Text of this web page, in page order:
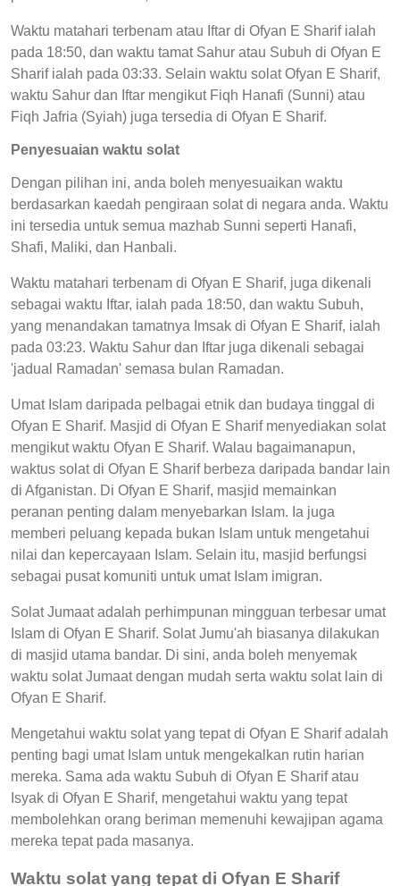
Waktu matahari terbenam atau Iftar di Ofyan E Sharif ialah
pada 18:50, dan waktu tamat Sahur atau Subuh di Ofyan E
Sharif ialah pada 03:33. Selain waktu solat Ofyan E Sharif,
waktu Sahur dan Iftar mengikut Fiqh Hanafi (Sunni) atau
Fiqh Jafria (Syiah) juga tersedia di Ofyan E Sharif.
Penyesuaian waktu solat
Dengan pilihan ini, anda boleh menyesuaikan waktu
berdasarkan kaedah pengiraan solat di negara anda. Waktu
ini tersedia untuk semua mazhab Sunni seperti Hanafi,
Shafi, Maliki, dan Hanbali.
Waktu matahari terbenam di Ofyan E Sharif, juga dikenali
sebagai waktu Iftar, ialah pada 18:50, dan waktu Subuh,
yang menandakan tamatnya Imsak di Ofyan E Sharif, ialah
pada 03:23. Waktu Sahur dan Iftar juga dikenali sebagai
'jadual Ramadan' semasa bulan Ramadan.
Umat Islam daripada pelbagai etnik dan budaya tinggal di
Ofyan E Sharif. Masjid di Ofyan E Sharif menyediakan solat
mengikut waktu Ofyan E Sharif. Walau bagaimanapun,
waktus solat di Ofyan E Sharif berbeza daripada bandar lain
di Afganistan. Di Ofyan E Sharif, masjid memainkan
peranan penting dalam menyebarkan Islam. Ia juga
memberi peluang kepada bukan Islam untuk mengetahui
nilai dan kepercayaan Islam. Selain itu, masjid berfungsi
sebagai pusat komuniti untuk umat Islam imigran.
Solat Jumaat adalah perhimpunan mingguan terbesar umat
Islam di Ofyan E Sharif. Solat Jumu'ah biasanya dilakukan
di masjid utama bandar. Di sini, anda boleh menyemak
waktu solat Jumaat dengan mudah serta waktu solat lain di
Ofyan E Sharif.
Mengetahui waktu solat yang tepat di Ofyan E Sharif adalah
penting bagi umat Islam untuk mengekalkan rutin harian
mereka. Sama ada waktu Subuh di Ofyan E Sharif atau
Isyak di Ofyan E Sharif, mengetahui waktu yang tepat
membolehkan orang beriman memenuhi kewajipan agama
mereka tepat pada masanya.
Waktu solat yang tepat di Ofyan E Sharif